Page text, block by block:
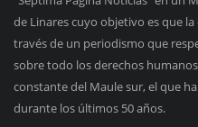
de Linares cuyo objetivo es que
través de un periodismo que
sobre todo los derechos
constante del Maule sur, el que
durante los últimos 50 años.